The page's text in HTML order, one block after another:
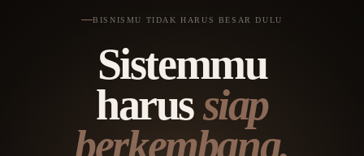
BISNISMU TIDAK HARUS BESAR DULU
Sistemmu
harus siap
berkembang.